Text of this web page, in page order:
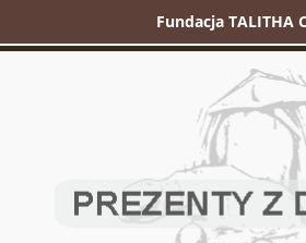
Fundacja TALITHA